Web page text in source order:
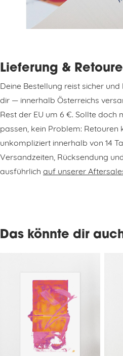
Lieferung & Retoure
Deine Bestellung reist sicher
dir — innerhalb Österreichs
Rest der EU um 6 €. Sollte doch
passen, kein Problem: Retouren
unkompliziert innerhalb von 14
Versandzeiten, Rücksendung
ausführlich auf unserer
Das könnte dir